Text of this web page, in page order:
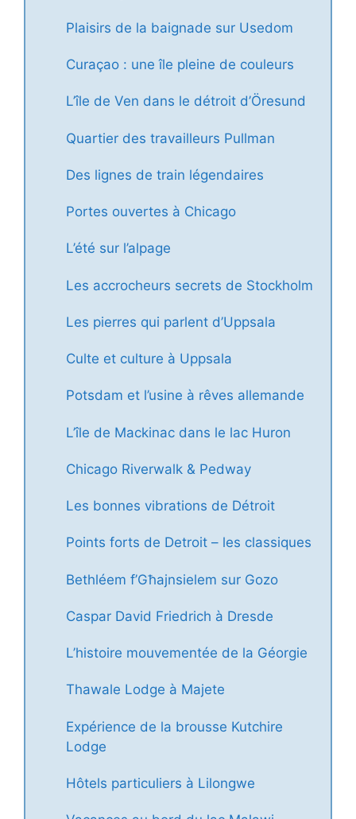
Plaisirs de la baignade sur Usedom
Curaçao : une île pleine de couleurs
L’île de Ven dans le détroit d’Öresund
Quartier des travailleurs Pullman
Des lignes de train légendaires
Portes ouvertes à Chicago
L’été sur l’alpage
Les accrocheurs secrets de Stockholm
Les pierres qui parlent d’Uppsala
Culte et culture à Uppsala
Potsdam et l’usine à rêves allemande
L’île de Mackinac dans le lac Huron
Chicago Riverwalk & Pedway
Les bonnes vibrations de Détroit
Points forts de Detroit – les classiques
Bethléem f’Għajnsielem sur Gozo
Caspar David Friedrich à Dresde
L’histoire mouvementée de la Géorgie
Thawale Lodge à Majete
Expérience de la brousse Kutchire
Lodge
Hôtels particuliers à Lilongwe